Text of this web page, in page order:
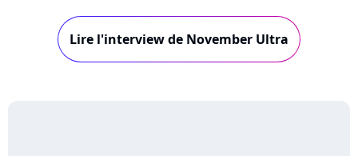
premier album "Bedroom Walls", qui vient de
remporter le premier Prix Joséphine, et son
Lire l'interview de November Ultra